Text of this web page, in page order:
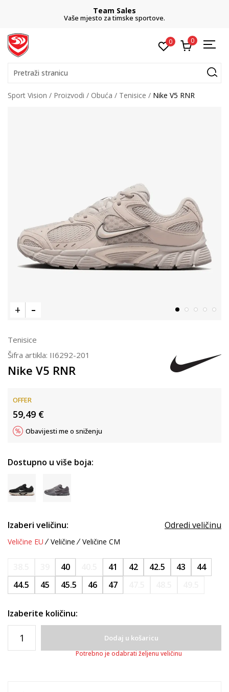
Team Sales
Vaše mjesto za timske sportove.
0 0
Pretraži stranicu
Sport Vision Proizvodi Obuća Tenisice Nike V5 RNR
Tenisice
Šifra artikla: II6292-201
Nike V5 RNR
OFFER
59,49 €
Obavijesti me o sniženju
Dostupno u više boja:
Izaberi veličinu: Odredi veličinu
Veličine EU Veličine Veličine CM
40 41 42 42.5 43
44
44.5
45 45.5 46 47
Izaberite količinu:
Dodaj u košaricu
Potrebno je odabrati željenu veličinu